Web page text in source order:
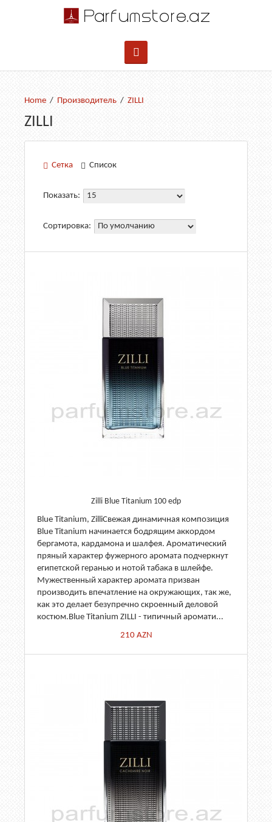
Производитель ZILLI
ZILLI
Сетка Список
Показать:
Сортировка:
Zilli Blue Titanium 100 edp
Blue Titanium, ZilliСвежая динамичная композиция
Blue Titanium начинается бодрящим аккордом
бергамота, кардамона и шалфея. Ароматический
пряный характер фужерного аромата подчеркнут
египетской геранью и нотой табака в шлейфе.
Мужественный характер аромата призван
производить впечатление на окружающих, так же,
как это делает безупречно скроенный деловой
костюм.Blue Titanium ZILLI - типичный аромати...
210AZN